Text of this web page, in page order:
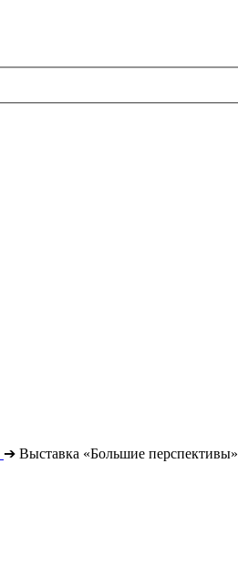
➔ Выставка «Большие перспективы»